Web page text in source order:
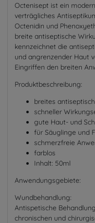
Octenisept ist ein
verträgliches
Octenidin und
breite antiseptische
kennzeichnet die
und angrenzender Haut
Eingriffen den breiten
Produktbeschreibung:
breites
schneller
gute Haut- und
für Säuglinge und
schmerzfreie
farblos
Inhalt: 50ml
Anwendungsgebiete:
Wundbehandlung:
Antispetische
chronischen und